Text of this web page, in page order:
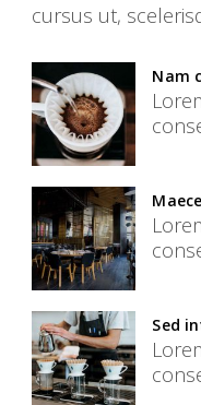
cursus ut,
Nam
Sed